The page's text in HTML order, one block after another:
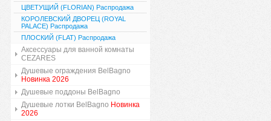
ЦВЕТУЩИЙ (FLORIAN) Распродажа
КОРОЛЕВСКИЙ ДВОРЕЦ (ROYAL
PALACE) Распродажа
ПЛОСКИЙ (FLAT) Распродажа
Аксессуары для ванной комнаты
CEZARES
Душевые ограждения BelBagno
Новинка 2026
Душевые поддоны BelBagno
Душевые лотки BelBagno Новинка
2026